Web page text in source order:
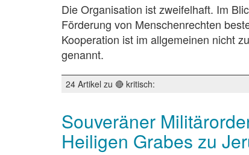
Die Organisation ist zweifelhaft. Im
Förderung von Menschenrechten
Kooperation ist im allgemeinen nicht
genannt.
24 Artikel zu 🔴 kritisch:
Souveräner
Heiligen Grabes zu